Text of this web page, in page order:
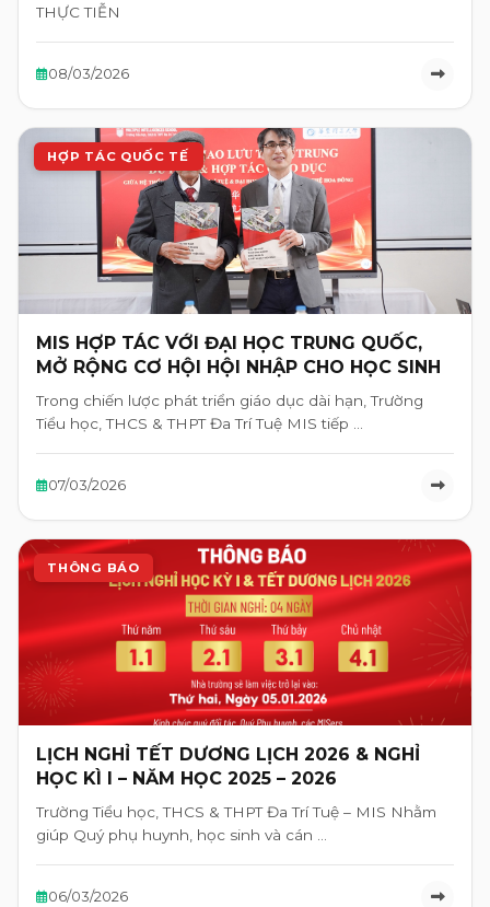
THỰC TIỄN
08/03/2026
HỢP TÁC QUỐC TẾ
MIS HỢP TÁC VỚI ĐẠI HỌC TRUNG QUỐC,
MỞ RỘNG CƠ HỘI HỘI NHẬP CHO HỌC SINH
Trong chiến lược phát triển giáo dục dài hạn, Trường
Tiểu học, THCS & THPT Đa Trí Tuệ MIS tiếp …
07/03/2026
THÔNG BÁO
LỊCH NGHỈ TẾT DƯƠNG LỊCH 2026 & NGHỈ
HỌC KÌ I – NĂM HỌC 2025 – 2026
Trường Tiểu học, THCS & THPT Đa Trí Tuệ – MIS Nhằm
giúp Quý phụ huynh, học sinh và cán …
06/03/2026